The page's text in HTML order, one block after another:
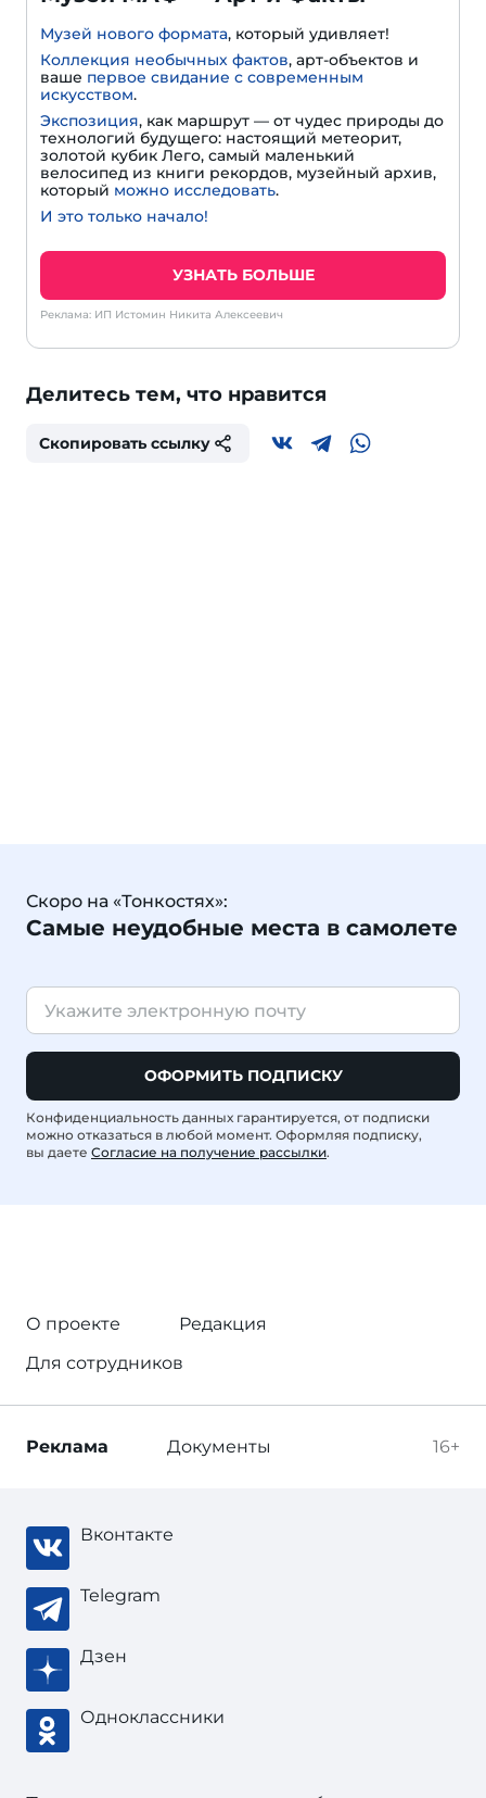
Музей нового формата, который удивляет!
Коллекция необычных фактов, арт-объектов и
ваше первое свидание с современным
искусством.
Экспозиция, как маршрут — от чудес природы до
технологий будущего: настоящий метеорит,
золотой кубик Лего, самый маленький
велосипед из книги рекордов, музейный архив,
который можно исследовать.
И это только начало!
УЗНАТЬ БОЛЬШЕ
Реклама: ИП Истомин Никита Алексеевич
Делитесь тем, что нравится
Скопировать ссылку
Скоро на «Тонкостях»:
Самые неудобные места в самолете
ОФОРМИТЬ ПОДПИСКУ
Конфиденциальность данных гарантируется, от подписки
можно отказаться в любой момент. Оформляя подписку,
вы даете Согласие на получение рассылки.
О проекте
Редакция
Для сотрудников
16+
Реклама Документы
Вконтакте
Telegram
Дзен
Одноклассники